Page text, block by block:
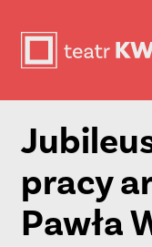
pracy
Pawła